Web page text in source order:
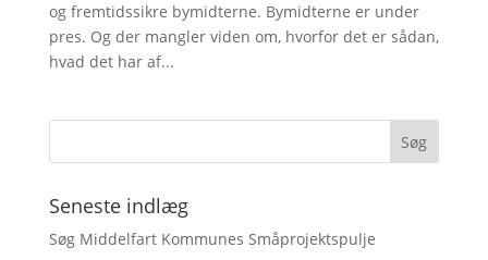
og fremtidssikre bymidterne. Bymidterne er under
pres. Og der mangler viden om, hvorfor det er sådan,
hvad det har af...
Seneste indlæg
Søg Middelfart Kommunes Småprojektspulje